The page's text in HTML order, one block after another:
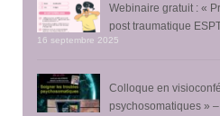
Webinaire gratuit : «
post traumatique
16 septembre 2025
Colloque en
psychosomatiques »